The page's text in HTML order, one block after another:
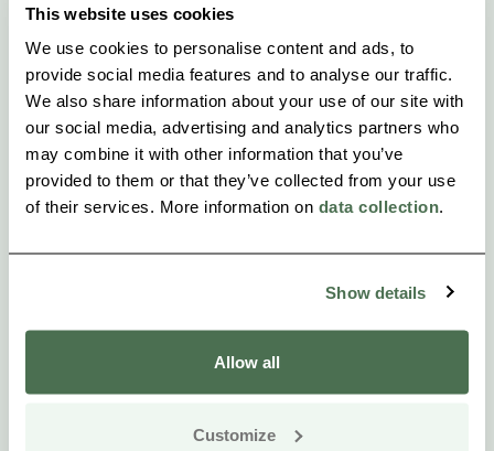
This website uses cookies
We use cookies to personalise content and ads, to
provide social media features and to analyse our traffic.
We also share information about your use of our site with
our social media, advertising and analytics partners who
may combine it with other information that you’ve
provided to them or that they’ve collected from your use
of their services. More information on data collection.
Show details
Allow all
Customize